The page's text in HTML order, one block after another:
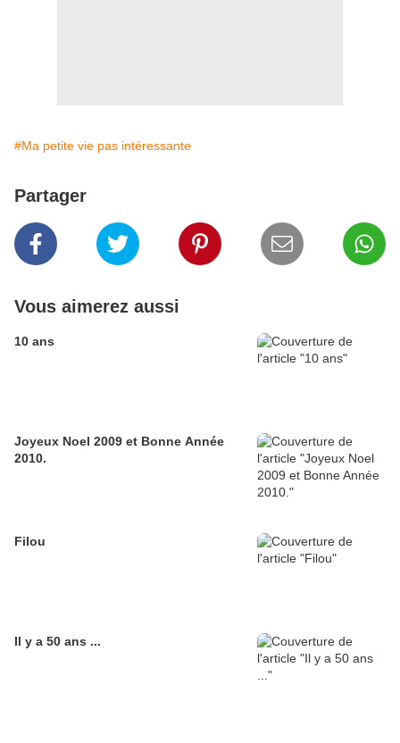
#Ma petite vie pas intéressante
Partager
Vous aimerez aussi
10 ans
Joyeux Noel 2009 et Bonne Année
2010.
Filou
Il y a 50 ans ...